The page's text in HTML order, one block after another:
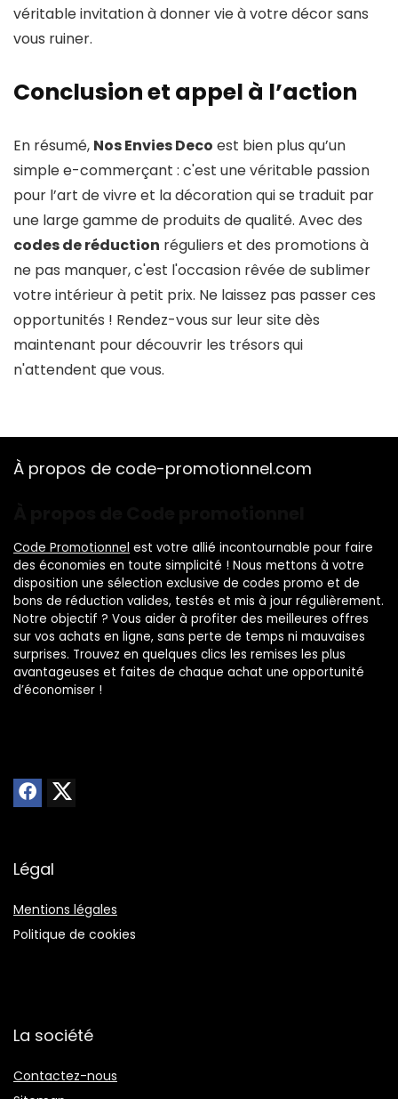
véritable invitation à donner vie à votre décor sans
vous ruiner.
Conclusion et appel à l’action
En résumé, Nos Envies Deco est bien plus qu’un
simple e-commerçant : c'est une véritable passion
pour l’art de vivre et la décoration qui se traduit par
une large gamme de produits de qualité. Avec des
codes de réduction réguliers et des promotions à
ne pas manquer, c'est l'occasion rêvée de sublimer
votre intérieur à petit prix. Ne laissez pas passer ces
opportunités ! Rendez-vous sur leur site dès
maintenant pour découvrir les trésors qui
n'attendent que vous.
À propos de code-promotionnel.com
Code Promotionnel est votre allié incontournable pour faire
des économies en toute simplicité ! Nous mettons à votre
disposition une sélection exclusive de codes promo et de
bons de réduction valides, testés et mis à jour régulièrement.
Notre objectif ? Vous aider à profiter des meilleures offres
sur vos achats en ligne, sans perte de temps ni mauvaises
surprises. Trouvez en quelques clics les remises les plus
avantageuses et faites de chaque achat une opportunité
d’économiser !
Légal
Mentions légales
Politique de cookies
La société
Contactez-nous